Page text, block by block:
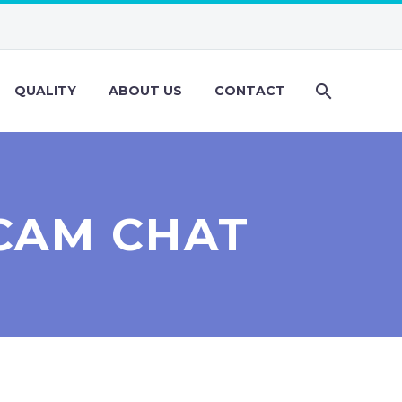
QUALITY ABOUT US CONTACT
CHAT